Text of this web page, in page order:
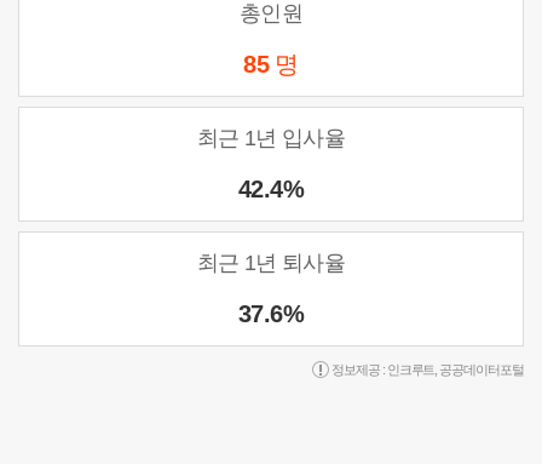
총인원
85 명
최근 1년 입사율
42.4%
최근 1년 퇴사율
37.6%
정보제공 : 인크루트 공공데이터포털